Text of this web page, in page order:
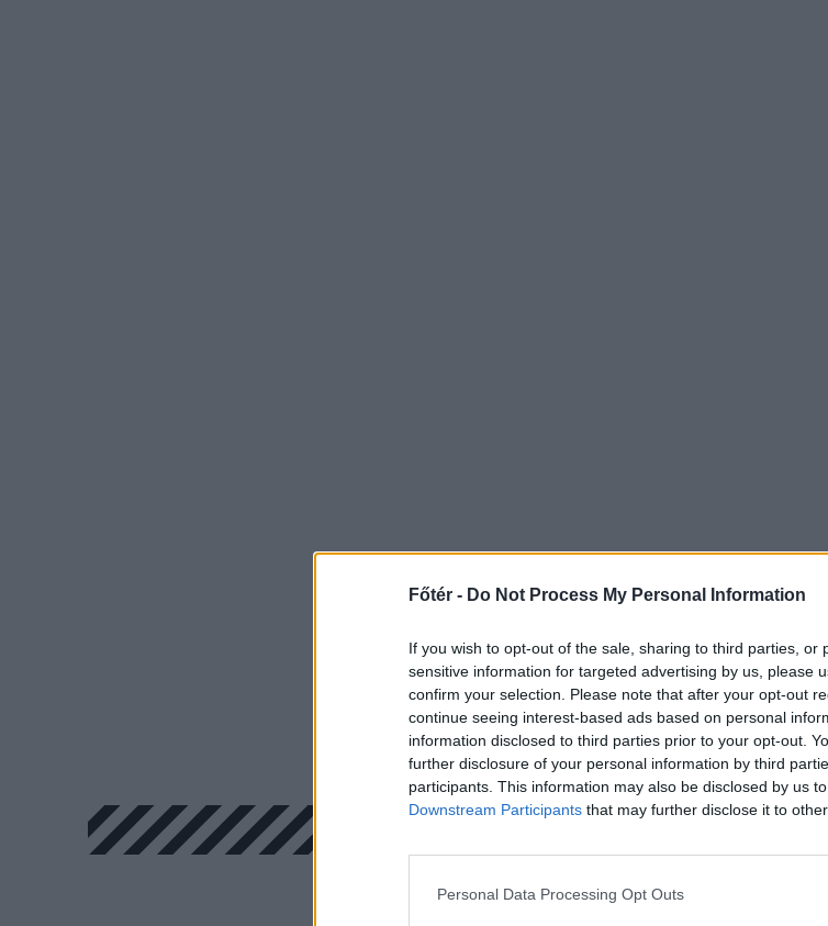
Főtér - Do Not Process My Personal Information
If you wish to opt-out of the sale, sharing to third parties, or
sensitive information for targeted advertising by us, please
confirm your selection. Please note that after your opt-out
continue seeing interest-based ads based on personal
information disclosed to third parties prior to your opt-out.
further disclosure of your personal information by third
participants. This information may also be disclosed by us
Downstream Participants that may further disclose it to
Personal Data Processing Opt Outs